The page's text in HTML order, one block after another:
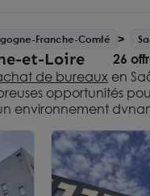
Franche-Comté
et-Loire 26
de bureaux en
opportunités
environnement
de